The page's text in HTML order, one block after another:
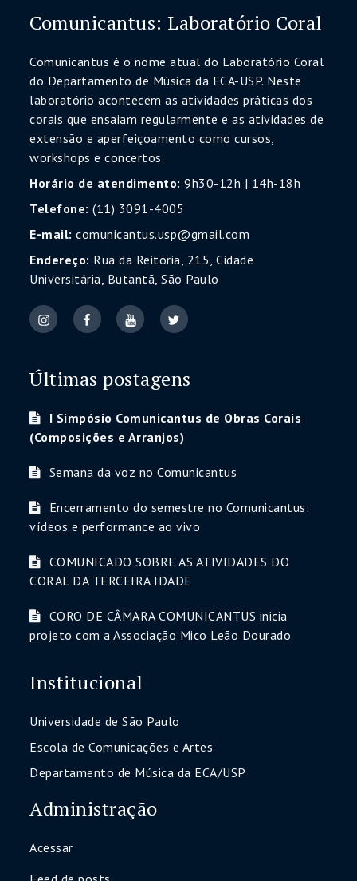
Comunicantus: Laboratório Coral
Comunicantus é o nome atual do Laboratório Coral
do Departamento de Música da ECA-USP. Neste
laboratório acontecem as atividades práticas dos
corais que ensaiam regularmente e as atividades de
extensão e aperfeiçoamento como cursos,
workshops e concertos.
Horário de atendimento: 9h30-12h | 14h-18h
Telefone: (11) 3091-4005
E-mail: comunicantus.usp@gmail.com
Endereço: Rua da Reitoria, 215, Cidade
Universitária, Butantã, São Paulo
Últimas postagens
I Simpósio Comunicantus de Obras Corais
(Composições e Arranjos)
Semana da voz no Comunicantus
Encerramento do semestre no Comunicantus:
vídeos e performance ao vivo
COMUNICADO SOBRE AS ATIVIDADES DO
CORAL DA TERCEIRA IDADE
CORO DE CÂMARA COMUNICANTUS inicia
projeto com a Associação Mico Leão Dourado
Institucional
Universidade de São Paulo
Escola de Comunicações e Artes
Departamento de Música da ECA/USP
Administração
Acessar